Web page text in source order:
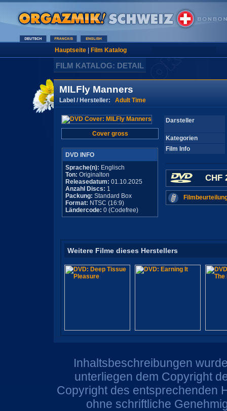
Hauptseite| Film Katalog
FILM KATALOG: DETAIL
MILFly Manners
Label / Hersteller: Adult Time
Cover gross
DVD INFO
Sprache(n): Englisch
Ton: Originalton
Releasedatum: 01.10.2025
Anzahl Discs: 1
Packung: Standard Box
Format: NTSC (16:9)
Ländercode: 0 (Codefree)
Darsteller
Kategorien
Film Info
CHF
Weitere Filme dieses Herstellers
Inhaltsbeschreibungen
unterliegen dem Copyright
Copyright des entsprechenden
ohne schriftliche